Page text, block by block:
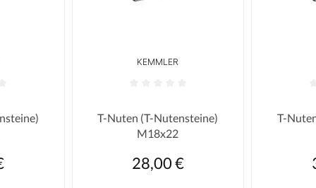
KEMMLER
T-Nuten (T-Nutensteine)
M18x22
Regulärer Preis:
28,00 €
T-